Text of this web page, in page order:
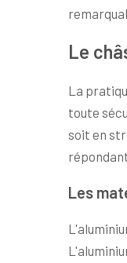
Le
La
toute
soit en
Les